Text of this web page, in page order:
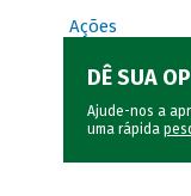
Ações
DÊ SUA
Ajude-nos a
uma rápida